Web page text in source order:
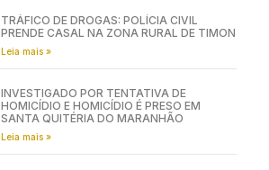
TRÁFICO DE DROGAS: POLÍCIA CIVIL
PRENDE CASAL NA ZONA RURAL DE TIMON
Leia mais »
INVESTIGADO POR TENTATIVA DE
HOMICÍDIO E HOMICÍDIO É PRESO EM
SANTA QUITÉRIA DO MARANHÃO
Leia mais »